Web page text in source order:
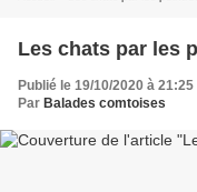
Publié le 19/10/2020 à 21:25
Par Balades comtoises